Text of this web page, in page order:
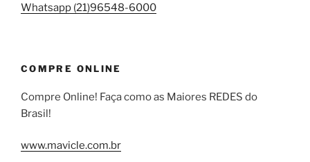
Whatsapp (21)96548-6000
COMPRE ONLINE
Compre Online! Faça como as Maiores REDES do
Brasil!
www.mavicle.com.br